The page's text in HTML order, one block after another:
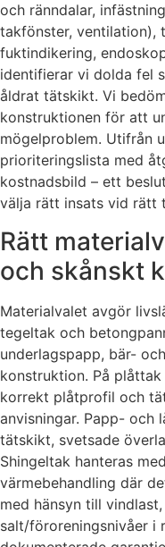
och ränndalar,
takfönster, ventilation),
fuktindikering,
identifierar vi dolda fel
åldrat tätskikt. Vi
konstruktionen för att
mögelproblem. Utifrån
prioriteringslista med
kostnadsbild – ett
välja rätt insats vid rätt
Rätt
och skånskt
Materialvalet avgör
tegeltak och
underlagspapp, bär-
konstruktion. På
korrekt plåtprofil och
anvisningar. Papp- och
tätskikt, svetsade
Shingeltak hanteras
värmebehandling där
med hänsyn till
salt/föroreningsnivåer i